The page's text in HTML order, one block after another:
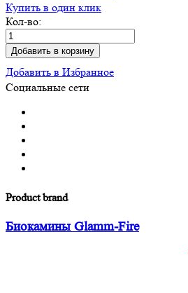
Купить в один клик
Кол-во:
Добавить в корзину
Добавить в Избранное
Социальные сети
Product brand
Биокамины Glamm-Fire